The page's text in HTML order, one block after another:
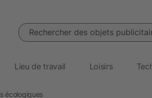
Rechercher des objets publicitaires
Lieu de travail Loisirs
écologiques